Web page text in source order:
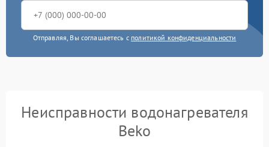
Отправляя, Вы соглашаетесь с политикой конфиденциальности
Неисправности водонагревателя
Beko